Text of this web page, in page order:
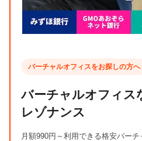
バーチャルオフィスをお探しの方へ
バーチャルオフィス
レゾナンス
月額990円～利用できる格安バーチ